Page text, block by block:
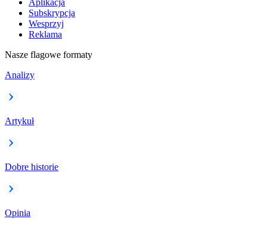
Aplikacja
Subskrypcja
Wesprzyj
Reklama
Nasze flagowe formaty
Analizy
Artykuł
Dobre historie
Opinia